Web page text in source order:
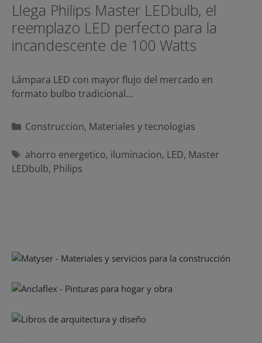
Llega Philips Master LEDbulb, el
reemplazo LED perfecto para la
incandescente de 100 Watts
Lámpara LED con mayor flujo del mercado en
formato bulbo tradicional…
Categorías
Construccion, Materiales y tecnologias
Etiquetas
ahorro energetico, iluminacion, LED, Master
LEDbulb, Philips